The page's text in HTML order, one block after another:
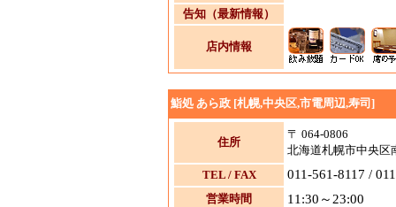
告知（最新情報）
店内情報
鮨処 あら政 [札幌,中央区,市電周辺,寿司]
住所
〒 064-0806
北海道札幌市中央区
TEL / FAX
011-561-8117 /
営業時間 11:30～23:00